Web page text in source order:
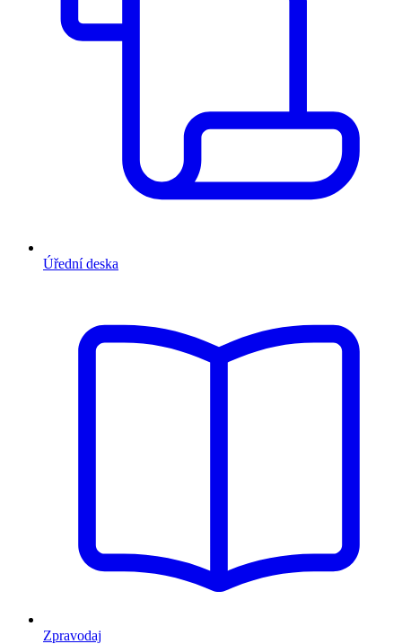
Úřední deska
Zpravodaj